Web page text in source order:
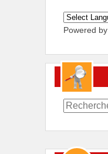
Powered by
Recherche